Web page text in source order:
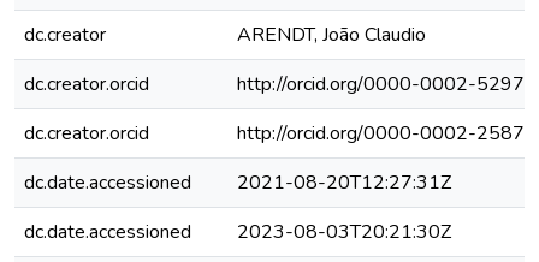
dc.creator
ARENDT, João Claudio
dc.creator.orcid
http://orcid.org/0000-0002-
dc.creator.orcid
http://orcid.org/0000-0002-
dc.date.accessioned
2021-08-20T12:27:31Z
dc.date.accessioned
2023-08-03T20:21:30Z